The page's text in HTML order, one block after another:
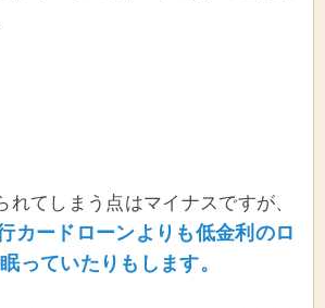
れてしまう点はマイナスですが、
カードローンよりも低金利のロ
っていたりもします。